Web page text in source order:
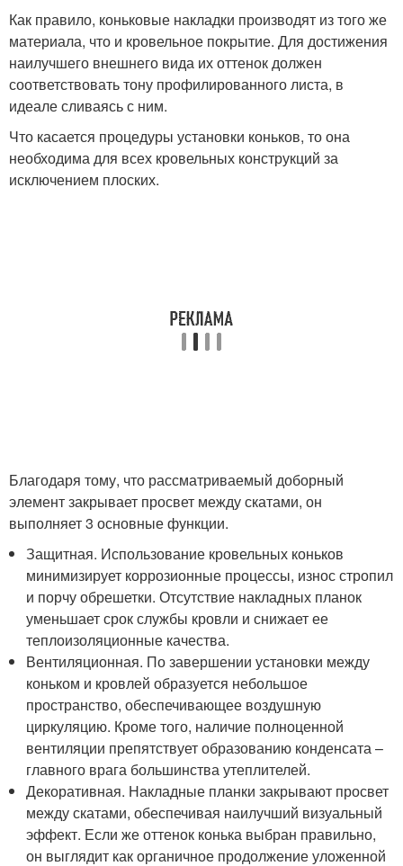
Как правило, коньковые накладки производят из того же
материала, что и кровельное покрытие. Для достижения
наилучшего внешнего вида их оттенок должен
соответствовать тону профилированного листа, в
идеале сливаясь с ним.
Что касается процедуры установки коньков, то она
необходима для всех кровельных конструкций за
исключением плоских.
Благодаря тому, что рассматриваемый доборный
элемент закрывает просвет между скатами, он
выполняет 3 основные функции.
Защитная. Использование кровельных коньков
минимизирует коррозионные процессы, износ стропил
и порчу обрешетки. Отсутствие накладных планок
уменьшает срок службы кровли и снижает ее
теплоизоляционные качества.
Вентиляционная. По завершении установки между
коньком и кровлей образуется небольшое
пространство, обеспечивающее воздушную
циркуляцию. Кроме того, наличие полноценной
вентиляции препятствует образованию конденсата –
главного врага большинства утеплителей.
Декоративная. Накладные планки закрывают просвет
между скатами, обеспечивая наилучший визуальный
эффект. Если же оттенок конька выбран правильно,
он выглядит как органичное продолжение уложенной